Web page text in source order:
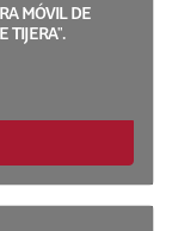
MÓVIL DE
TIJERA".